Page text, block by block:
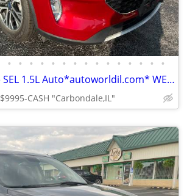
• • • • • • • • • • • • • • •
2020 Ford Escape SEL 1.5L Auto*autoworldil.com* WELL MAINTAINED ESCAPE
$9995-CASH "Carbondale,IL"